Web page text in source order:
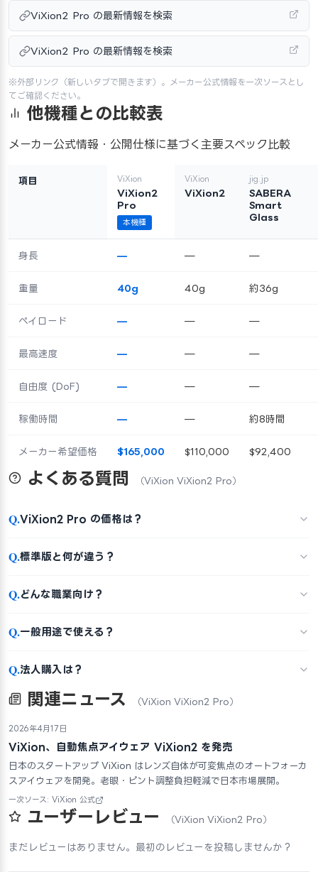
ViXion2 Pro の最新情報を検索
ViXion2 Pro の最新情報を検索
※外部リンク（新しいタブで開きます）。メーカー公式情報を一次ソースとし
てご確認ください。
他機種との比較表
メーカー公式情報・公開仕様に基づく主要スペック比較
項目 ViXion
ViXion2
Pro
本機種
ViXion
ViXion2
jig.jp
SABERA
Smart
Glass
身長 — — —
重量 40g 40g 約36g
ペイロード — — —
最高速度 — — —
自由度 (DoF) — — —
稼働時間 — — 約8時間
メーカー希望価格 $165,000 $110,000 $92,400
よくある質問 （ViXion ViXion2 Pro）
Q.ViXion2 Pro の価格は？
Q.標準版と何が違う？
Q.どんな職業向け？
Q.一般用途で使える？
Q.法人購入は？
関連ニュース （ViXion ViXion2 Pro）
2026年4月17日
ViXion、自動焦点アイウェア ViXion2 を発売
日本のスタートアップ ViXion はレンズ自体が可変焦点のオートフォーカ
スアイウェアを開発。老眼・ピント調整負担軽減で日本市場展開。
一次ソース: ViXion 公式
ユーザーレビュー （ViXion ViXion2 Pro）
まだレビューはありません。最初のレビューを投稿しませんか？